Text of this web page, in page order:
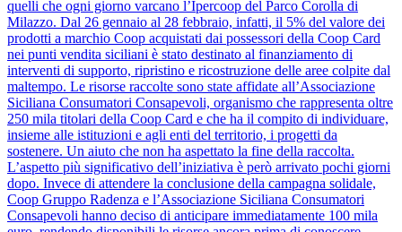
quelli che ogni giorno varcano l’Ipercoop del Parco Corolla di
Milazzo. Dal 26 gennaio al 28 febbraio, infatti, il 5% del valore dei
prodotti a marchio Coop acquistati dai possessori della Coop Card
nei punti vendita siciliani è stato destinato al finanziamento di
interventi di supporto, ripristino e ricostruzione delle aree colpite dal
maltempo. Le risorse raccolte sono state affidate all’Associazione
Siciliana Consumatori Consapevoli, organismo che rappresenta oltre
250 mila titolari della Coop Card e che ha il compito di individuare,
insieme alle istituzioni e agli enti del territorio, i progetti da
sostenere. Un aiuto che non ha aspettato la fine della raccolta.
L’aspetto più significativo dell’iniziativa è però arrivato pochi giorni
dopo. Invece di attendere la conclusione della campagna solidale,
Coop Gruppo Radenza e l’Associazione Siciliana Consumatori
Consapevoli hanno deciso di anticipare immediatamente 100 mila